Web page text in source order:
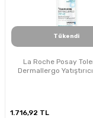
Tükendi
La Roche Posay
Dermallergo
1.716,92 TL